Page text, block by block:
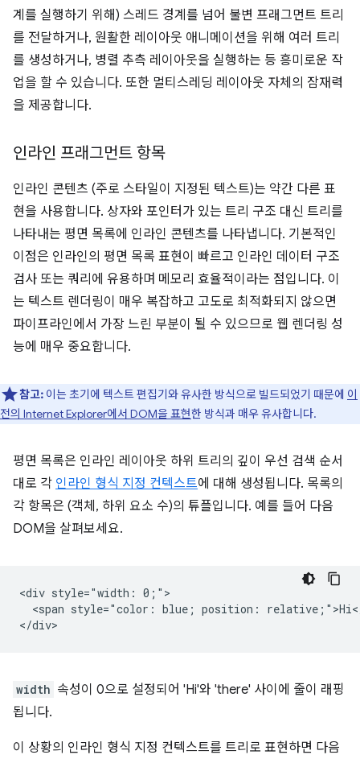
계를 실행하기 위해) 스레드 경계를 넘어 불변 프래그먼트 트리
를 전달하거나, 원활한 레이아웃 애니메이션을 위해 여러 트리
를 생성하거나, 병렬 추측 레이아웃을 실행하는 등 흥미로운 작
업을 할 수 있습니다. 또한 멀티스레딩 레이아웃 자체의 잠재력
을 제공합니다.
인라인 프래그먼트 항목
인라인 콘텐츠 (주로 스타일이 지정된 텍스트)는 약간 다른 표
현을 사용합니다. 상자와 포인터가 있는 트리 구조 대신 트리를
나타내는 평면 목록에 인라인 콘텐츠를 나타냅니다. 기본적인
이점은 인라인의 평면 목록 표현이 빠르고 인라인 데이터 구조
검사 또는 쿼리에 유용하며 메모리 효율적이라는 점입니다. 이
는 텍스트 렌더링이 매우 복잡하고 고도로 최적화되지 않으면
파이프라인에서 가장 느린 부분이 될 수 있으므로 웹 렌더링 성
능에 매우 중요합니다.
참고: 이는 초기에 텍스트 편집기와 유사한 방식으로 빌드되었기 때문에 이
전의 Internet Explorer에서 DOM을 표현한 방식과 매우 유사합니다.
평면 목록은 인라인 레이아웃 하위 트리의 깊이 우선 검색 순서
대로 각 인라인 형식 지정 컨텍스트에 대해 생성됩니다. 목록의
각 항목은 (객체, 하위 요소 수)의 튜플입니다. 예를 들어 다음
DOM을 살펴보세요.
<div style="width: 0;">
<span style="color: blue; position:
width 속성이 0으로 설정되어 'Hi'와 'there' 사이에 줄이 래핑
됩니다.
이 상황의 인라인 형식 지정 컨텍스트를 트리로 표현하면 다음